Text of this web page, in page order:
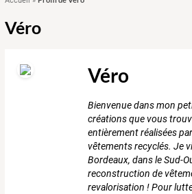
Véro
Véro
Bienvenue dans mon
créations que vous
entièrement réalisées
vêtements recyclés. Je
Bordeaux, dans le Sud-
reconstruction de
revalorisation ! Pour